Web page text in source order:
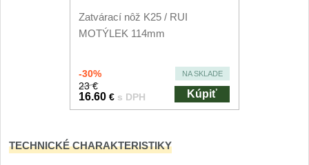
Nože Seburo HOKORI 37
Nože Seburo HOGANI
Nože Seburo WEST
Nože Tojiro
Zatvárací nôž K25 / RUI
MOTÝLEK 114mm
-30% NA SKLADE
23 €
16.60 € s DPH Kúpiť
TECHNICKÉ CHARAKTERISTIKY